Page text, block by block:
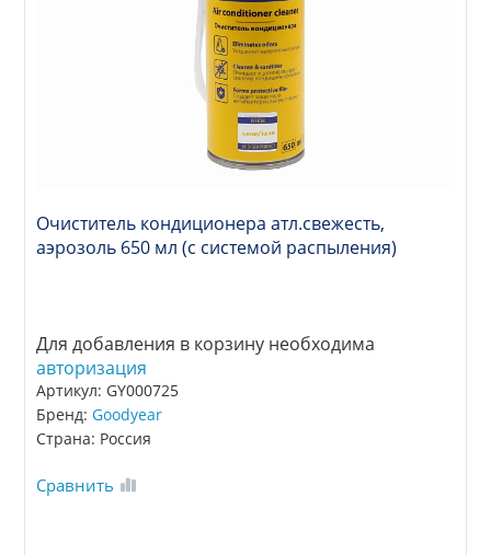
Очиститель кондиционера атл.свежесть,
аэрозоль 650 мл (с системой распыления)
Для добавления в корзину необходима
авторизация
Артикул: GY000725
Бренд:Goodyear
Страна: Россия
Сравнить